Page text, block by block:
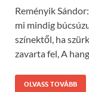
Reményik
mi mindig
színektől, ha
zavarta fel, A
OLVASS TOVÁBB